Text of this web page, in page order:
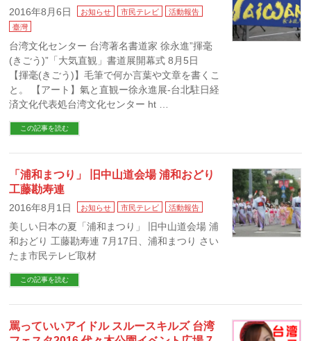
2016年8月6日 お知らせ 市民テレビ
活動報告
臺灣
台湾文化センター 台湾著名書道家 徐永進”揮毫
(きごう)”「大気直観」書道展開幕式 8月5日
【揮毫(きごう)】毛筆で何か言葉や文章を書くこ
と。 【アート】氣と直観ー徐永進展-台北駐日経
済文化代表処台湾文化センター ht …
この記事を読む
「浦和まつり」 旧中山道会場 浦和おどり
工藤勘寿連
2016年8月1日 お知らせ 市民テレビ 活動報告
美しい日本の夏「浦和まつり」 旧中山道会場 浦
和おどり 工藤勘寿連 7月17日、浦和まつり さい
たま市民テレビ取材
この記事を読む
罵っていいアイドル スルースキルズ 台湾